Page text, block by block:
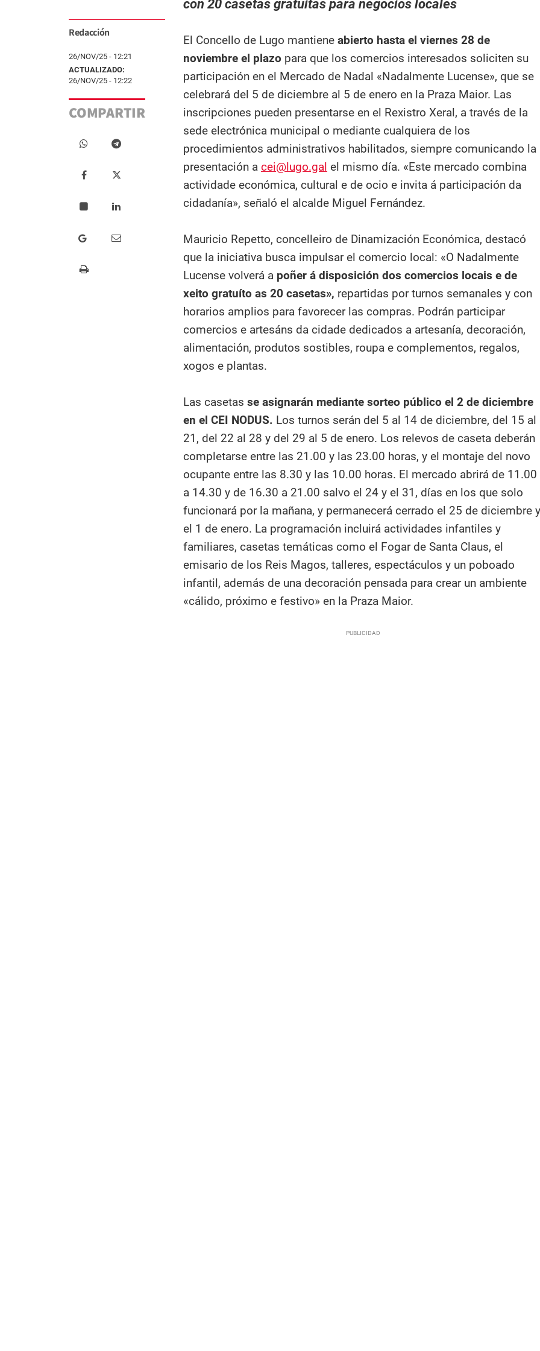
Redacción
26/NOV/25 - 12:21
ACTUALIZADO:
26/NOV/25 - 12:22
COMPARTIR
con 20 casetas gratuitas para negocios locales
El Concello de Lugo mantiene abierto hasta el viernes 28 de
noviembre el plazo para que los comercios interesados soliciten su
participación en el Mercado de Nadal «Nadalmente Lucense», que se
celebrará del 5 de diciembre al 5 de enero en la Praza Maior. Las
inscripciones pueden presentarse en el Rexistro Xeral, a través de la
sede electrónica municipal o mediante cualquiera de los
procedimientos administrativos habilitados, siempre comunicando la
presentación a cei@lugo.gal el mismo día. «Este mercado combina
actividade económica, cultural e de ocio e invita á participación da
cidadanía», señaló el alcalde Miguel Fernández.
Mauricio Repetto, concelleiro de Dinamización Económica, destacó
que la iniciativa busca impulsar el comercio local: «O Nadalmente
Lucense volverá a poñer á disposición dos comercios locais e de
xeito gratuíto as 20 casetas», repartidas por turnos semanales y con
horarios amplios para favorecer las compras. Podrán participar
comercios e artesáns da cidade dedicados a artesanía, decoración,
alimentación, produtos sostibles, roupa e complementos, regalos,
xogos e plantas.
Las casetas se asignarán mediante sorteo público el 2 de diciembre
en el CEI NODUS. Los turnos serán del 5 al 14 de diciembre, del 15 al
21, del 22 al 28 y del 29 al 5 de enero. Los relevos de caseta deberán
completarse entre las 21.00 y las 23.00 horas, y el montaje del novo
ocupante entre las 8.30 y las 10.00 horas. El mercado abrirá de 11.00
a 14.30 y de 16.30 a 21.00 salvo el 24 y el 31, días en los que solo
funcionará por la mañana, y permanecerá cerrado el 25 de diciembre y
el 1 de enero. La programación incluirá actividades infantiles y
familiares, casetas temáticas como el Fogar de Santa Claus, el
emisario de los Reis Magos, talleres, espectáculos y un poboado
infantil, además de una decoración pensada para crear un ambiente
«cálido, próximo e festivo» en la Praza Maior.